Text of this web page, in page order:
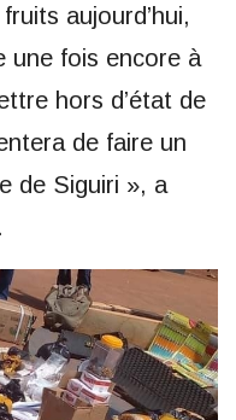
aujourd’hui,
une fois encore à
hors d’état de
de faire un
de Siguiri », a